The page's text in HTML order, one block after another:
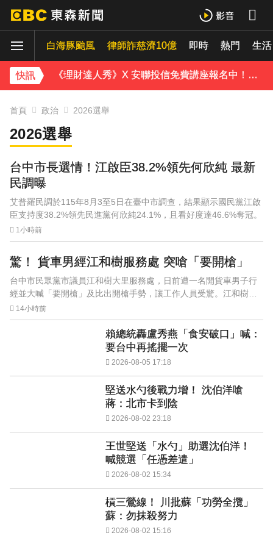
白海豚颱風 律師詐慈濟10億 即時 熱門 生活
快訊
下載東森App，隨時掌握天下大小事！
《理財達人秀》X 安聯投信免費講座報名中！搶先卡位 2027
首頁 政治 2026選舉
2026選舉
台中市長選情！江啟臣38.2%領先何欣純 最新
民調曝
艾普羅民調於115年8月3至5日在臺中市調查，結果顯示國民黨江啟
臣支持度38.2%領先民進黨何欣純24.1%，且看好度達46.6%奪冠。
1小時前
驚！ 貨車男經江和樹服務處 突嗆「要開槍」
台中市民眾黨市議員江和樹大里服務處，日前遭一名開貨車男子行
經並大喊「要開槍」及比出開槍手勢，讓工作人員受驚。江和樹對
此呼籲大眾於選舉期間保持冷靜。
14小時前
賴總統轟盧秀燕「食安破口」喊：
要台中再搖擺一次
2026-08-05 17:18
堅送水勺後戰力增！ 沈伯洋嗆
蔣：北市卡到陰
2026-08-02 23:18
王世堅送「水勺」助選沈伯洋！
喊競選「任憑差遣」
2026-08-02 15:34
槓三鶯線！ 川批蘇「功勞全攬」
蘇：勿抹殺努力
2026-08-02 15:16